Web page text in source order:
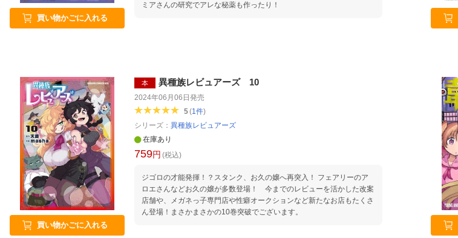
買い物かごに入れる
ミアさんの研究でアレな秘薬も作ったり！
買い物かごに入れる
本 異種族レビュアーズ 10
2024年06月06日 発売
5(1件)
シリーズ： 異種族レビュアーズ
在庫あり
759円 (税込)
ジゴロの才能発揮！？スタンク、お久の嬢へ再突入！ フェアリーのア
ロエさんなどお久の嬢が多数登場！ 今までのレビューを活かした改案
店舗や、メガネっ子専門店や性癖オークションなど新たなお店もたくさ
ん登場！まさかまさかの10巻突破でございます。